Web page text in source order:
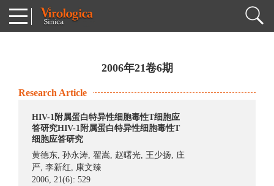
2006年21卷6期
Research Article
HIV-1附属蛋白特异性细胞毒性T细胞应
答研究HIV-1附属蛋白特异性细胞毒性T
细胞应答研究
黄德东,孙永涛,翟嵩, 赵曙光, 王少扬, 庄
严,李新红, 康文臻
2006, 21(6): 529